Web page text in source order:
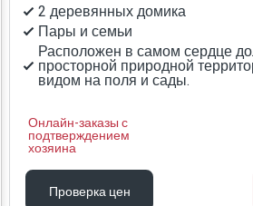
2 деревянных домика
Пары и семьи
Расположен в самом сердце
просторной природной
видом на поля и сады.
Онлайн-заказы с
подтверждением
хозяина
Проверка цен